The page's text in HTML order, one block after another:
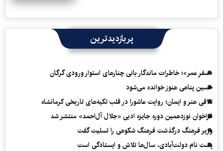
پربازدیدترین
«سفرِ عمر»؛ خاطرات ماندگار بانی چنارهای استوار ورودی گرگان
حسین پناهی هنوز خوانده می‌شود
تلاقی هنر و ایمان؛ روایت عاشورا در قلب تکیه‌های تاریخی کرمانشاه
فراخوان نوزدهمین دوره جایزه ادبی «جلال آل‌احمد» منتشر شد
وزیر فرهنگ درگذشت فرهنگ شکوهی را تسلیت گفت
پشت نام دولت‌آبادی، سال‌ها تلاش و ایستادگی است